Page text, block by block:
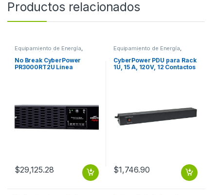
Productos relacionados
Equipamiento de Energía
Protección Eléctrica
No Break CyberPower
PR3000RT2U Línea
YEAR
$29,125.28
Equipamiento de Energía
Protección Eléctrica
CyberPower PDU para Rack
1U, 15 A, 120V, 12 Contactos
$1,746.90